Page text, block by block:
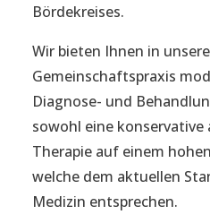
Bördekreises.
Wir bieten Ihnen in
Gemeinschaftspraxis
Diagnose- und
sowohl eine konservative
Therapie auf einem
welche dem aktuellen
Medizin entsprechen.